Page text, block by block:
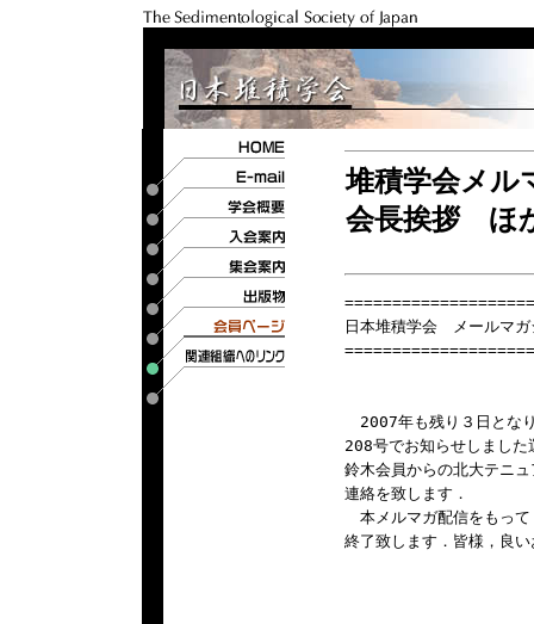
堆積学会メル
会長挨拶 ほ
日本堆積学会　メールマ
2007年も残り３日とな
208号でお知らせしました
鈴木会員からの北大テニ
連絡を致します．
本メルマガ配信をもっ
終了致します．皆様，良